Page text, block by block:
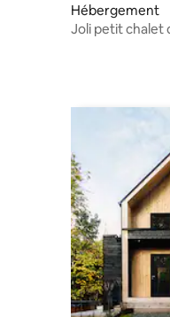
Hébergement
Joli petit chalet